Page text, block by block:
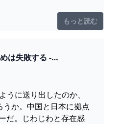
もっと読む
は失敗する -
に送り出したのか、
か。中国と日本に拠点
だ。じわじわと存在感